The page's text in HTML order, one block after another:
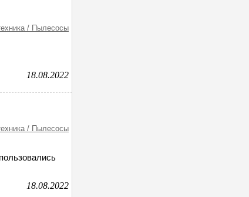
/ Пылесосы
18.08.2022
/ Пылесосы
18.08.2022